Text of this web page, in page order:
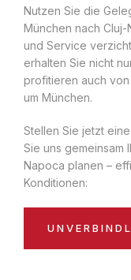
Nutzen Sie die
München nach
und Service
erhalten Sie nicht
profitieren auch
um München.
Stellen Sie jetzt eine
Sie uns gemeinsam
Napoca planen –
Konditionen: